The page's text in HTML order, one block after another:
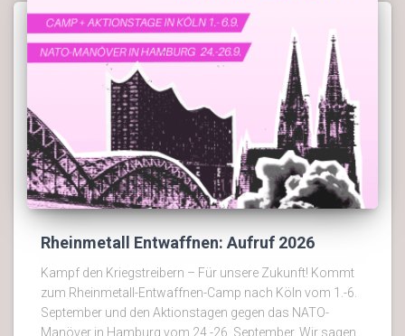
Rheinmetall Entwaffnen: Aufruf 2026
Kampf den Kriegstreibern – Für unsere Zukunft! Kommt
zum Rheinmetall-Entwaffnen-Camp nach Köln vom 1.-6.
September und den Aktionstagen gegen das NATO-
Manöver in Hamburg vom 24.-26. September. Wir sagen